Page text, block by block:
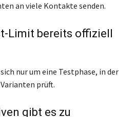
an viele Kontakte senden.
Limit bereits offiziell
nur um eine Testphase, in der
prüft.
gibt es zu